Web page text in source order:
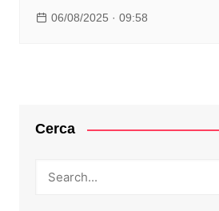
06/08/2025 · 09:58
Cerca